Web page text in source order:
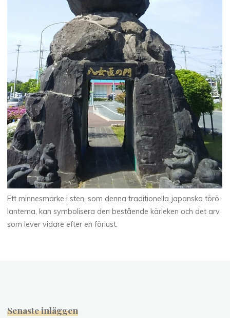
Ett minnesmärke i sten, som denna traditionella japanska tōrō-
lanterna, kan symbolisera den bestående kärleken och det arv
som lever vidare efter en förlust.
Senaste inläggen